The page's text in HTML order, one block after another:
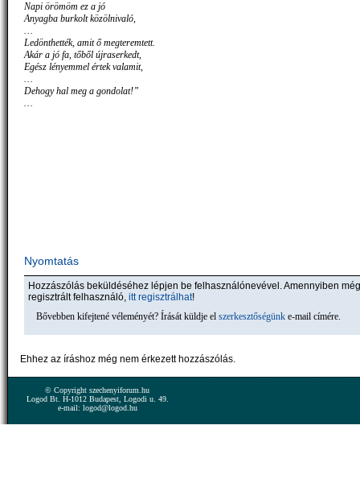
Napi örömöm ez a jó
Anyagba burkolt közölnivaló,
…
Ledönthették, amit ő megteremtett.
Akár a jó fa, tőből újraserkedt,
Egész lényemmel értek valamit,
…
Dehogy hal meg a gondolat!”
…
Nyomtatás
Hozzászólás beküldéséhez lépjen be felhasználónevével. Amennyiben
regisztrált felhasználó, itt regisztrálhat!
Bővebben kifejtené véleményét? Írását küldje el szerkesztőségünk e-mail címére.
Ehhez az íráshoz még nem érkezett hozzászólás.
© Copyright szechenyiforum.hu
Logod Bt. H-1012 Budapest, Logodi u. 49.
e-mail: logod@logod.hu